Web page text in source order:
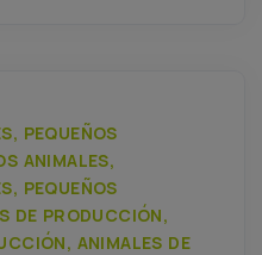
PEQUEÑOS
ANIMALES,
PEQUEÑOS
DE PRODUCCIÓN,
ANIMALES DE